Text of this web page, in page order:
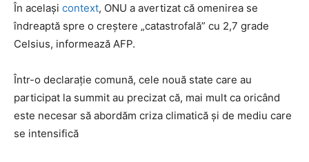
În același context, ONU a avertizat că omenirea se
îndreaptă spre o creştere „catastrofală” cu 2,7 grade
Celsius, informează AFP.
Într-o declarație comună, cele nouă state care au
participat la summit au precizat că, mai mult ca oricând
este necesar să abordăm criza climatică şi de mediu care
se intensifică